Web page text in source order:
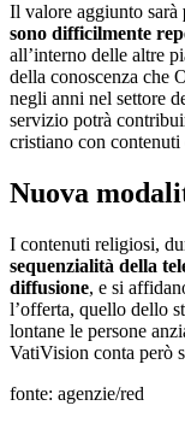
Il valore aggiunto sarà
sono difficilmente
all’interno delle altre
della conoscenza che
negli anni nel settore
servizio potrà
cristiano con contenuti
Nuova
I contenuti religiosi,
sequenzialità della
diffusione, e si
l’offerta, quello dello
lontane le persone
VatiVision conta però
fonte: agenzie/red